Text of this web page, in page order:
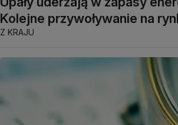
Kolejne przywoływanie na
Z KRAJU